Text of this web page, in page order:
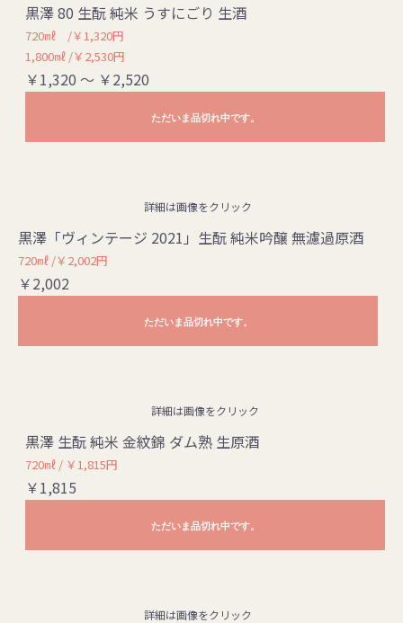
黒澤 80 生酛 純米 うすにごり 生酒
720㎖ /￥1,320円
1,800㎖ /￥2,530円
￥1,320 ～ ￥2,520
ただいま品切れ中です。
詳細は画像をクリック
黒澤「ヴィンテージ 2021」生酛 純米吟醸 無濾過原酒
720㎖ /￥2,002円
￥2,002
ただいま品切れ中です。
詳細は画像をクリック
黒澤 生酛 純米 金紋錦 ダム熟 生原酒
720㎖ / ￥1,815円
￥1,815
ただいま品切れ中です。
詳細は画像をクリック